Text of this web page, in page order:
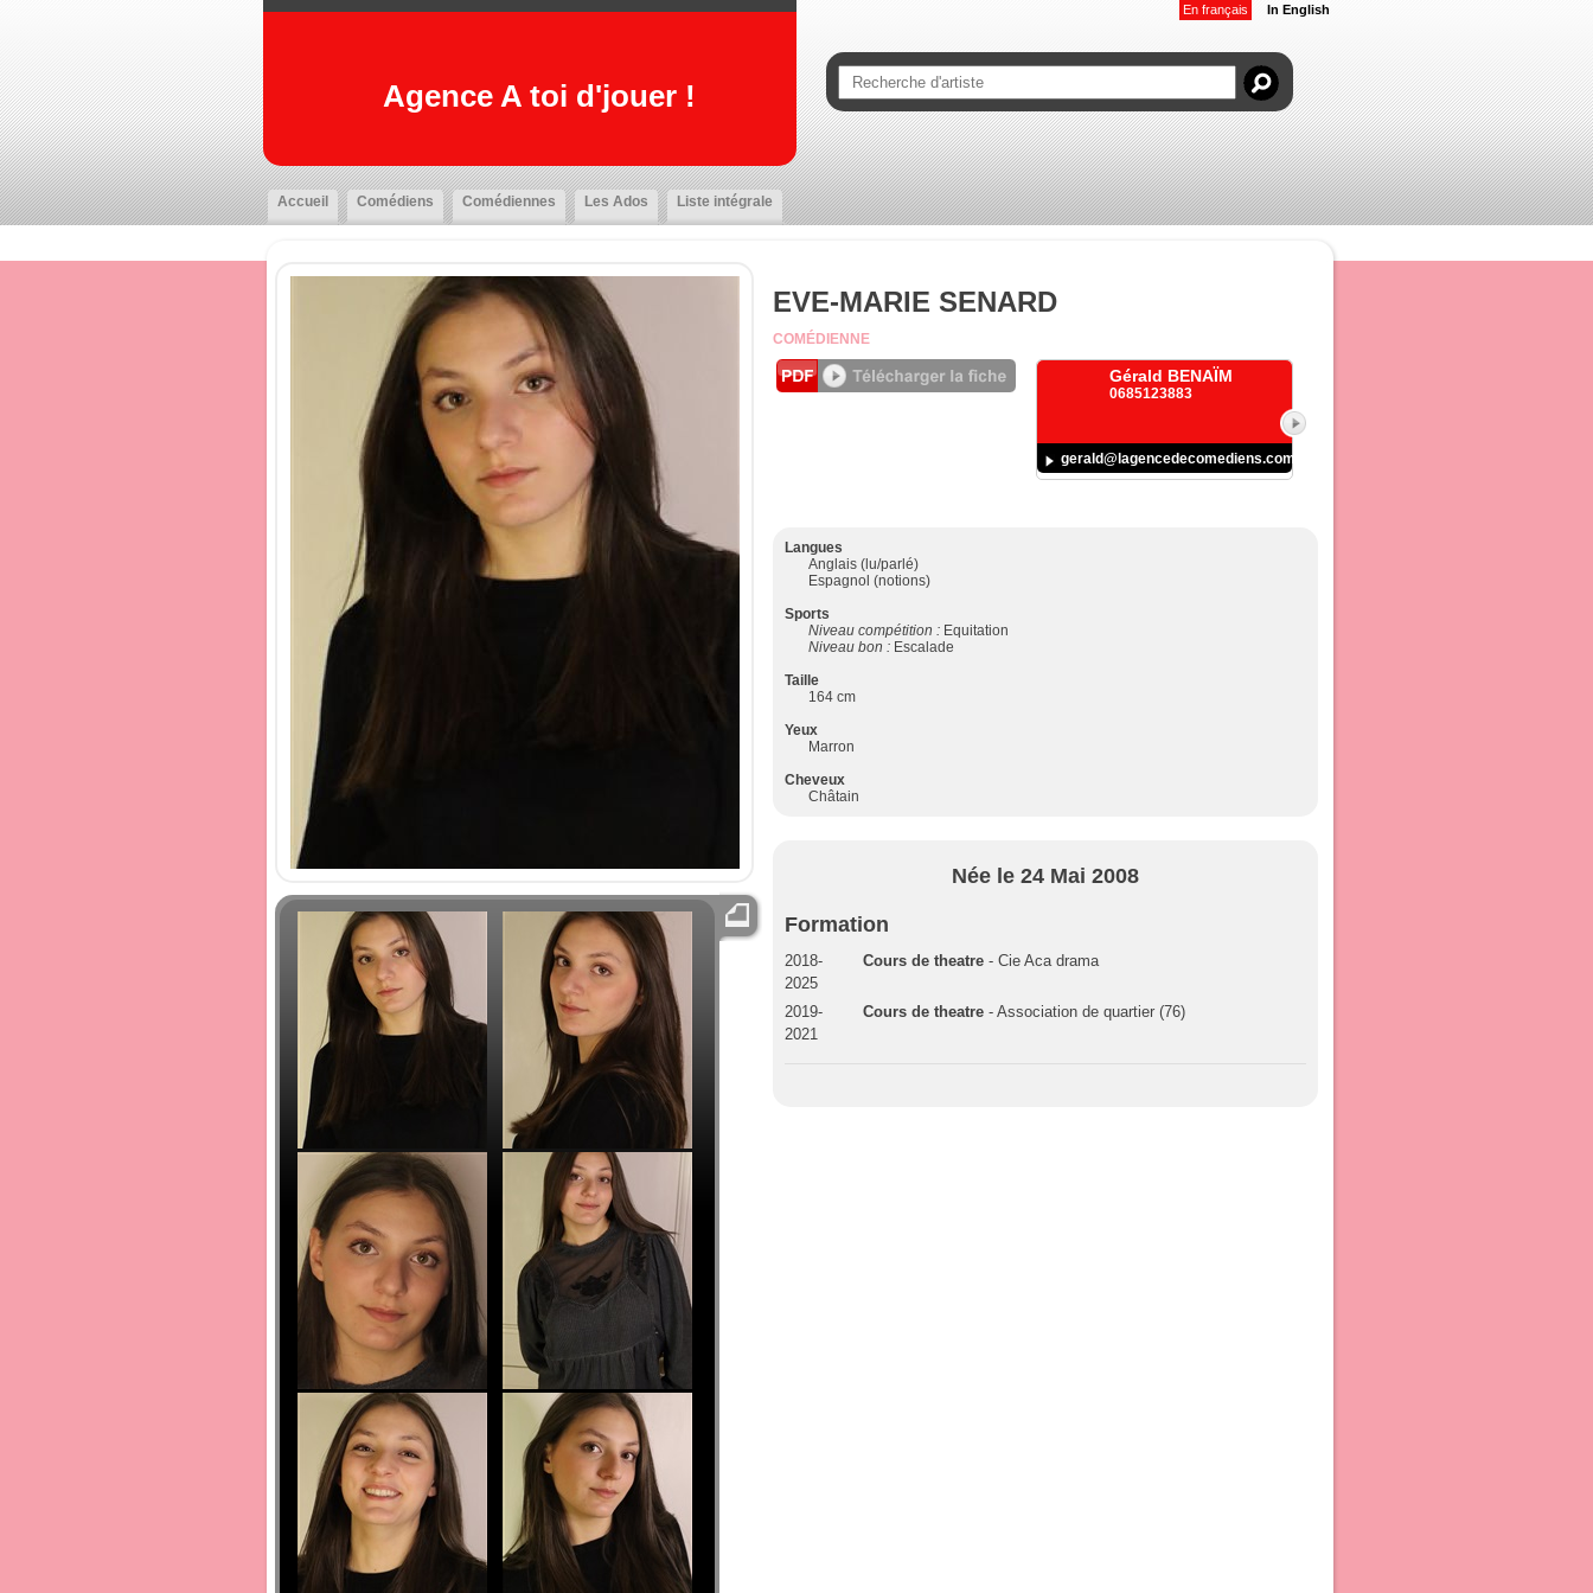
Agence A toi d'jouer !
En français In English
Accueil Comédiens Comédiennes Les Ados Liste intégrale
EVE-MARIE SENARD
COMÉDIENNE
Gérald BENAÏM
0685123883
gerald@lagencedecomediens.com
Langues
Anglais (lu/parlé)
Espagnol (notions)
Sports
Niveau compétition : Equitation
Niveau bon : Escalade
Taille
164 cm
Yeux
Marron
Cheveux
Châtain
Née le 24 Mai 2008
Formation
2018-
2025
Cours de theatre - Cie Aca drama
2019-
2021
Cours de theatre - Association de quartier (76)